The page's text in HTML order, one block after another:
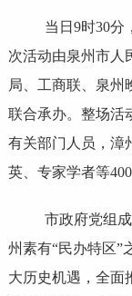
当日9时30分，
次活动由泉州市人
局、工商联、泉州
联合承办。整场活
有关部门人员，漳
英、专家学者等400
市政府党组成
州素有“民办特区”
大历史机遇，全面